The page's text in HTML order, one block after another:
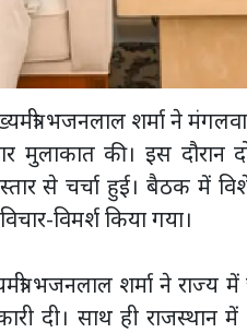
भजनलाल शर्मा ने
मुलाकात की। इस
से चर्चा हुई। बैठक में
विमर्श किया गया।
भजनलाल शर्मा ने
दी। साथ ही